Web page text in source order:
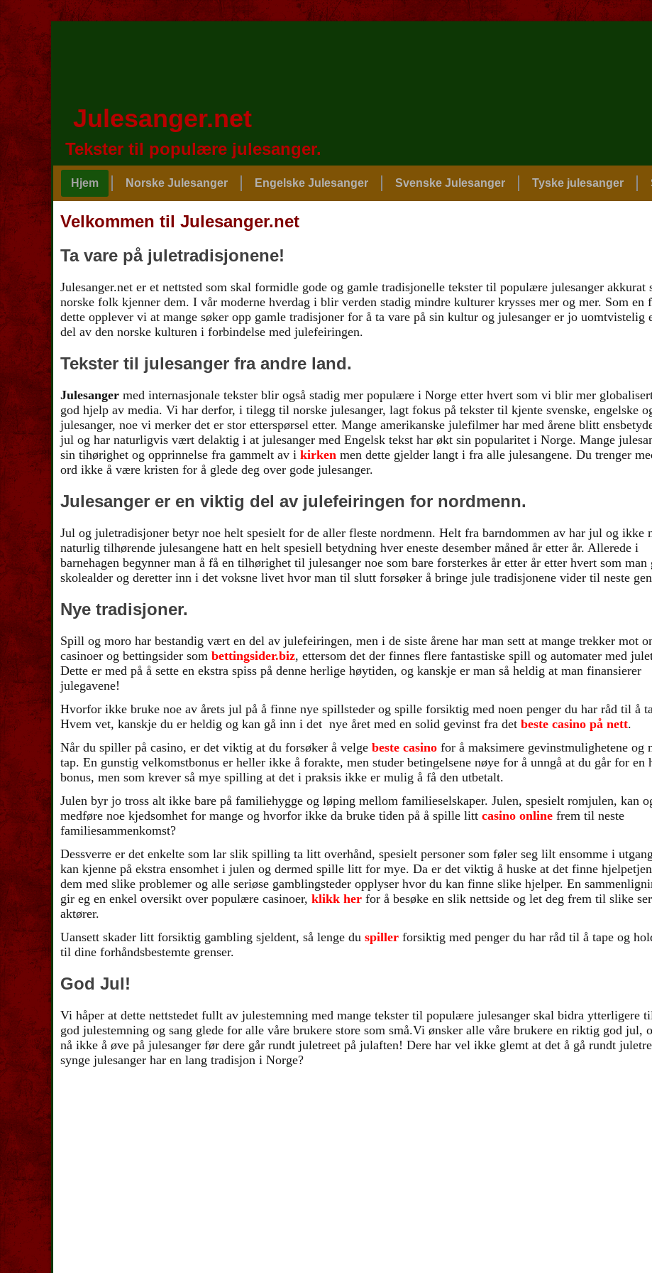
Tekster til populære julesanger.
Julesanger.net
Hjem Norske Julesanger Engelske Julesanger Svenske Julesanger Tyske julesanger
Velkommen til Julesanger.net
Ta vare på juletradisjonene!
Julesanger.net er et nettsted som skal formidle gode og gamle tradisjonelle tekster til populære julesanger akkurat
norske folk kjenner dem. I vår moderne hverdag i blir verden stadig mindre kulturer krysses mer og mer. Som en
dette opplever vi at mange søker opp gamle tradisjoner for å ta vare på sin kultur og julesanger er jo uomtvistelig
del av den norske kulturen i forbindelse med julefeiringen.
Tekster til julesanger fra andre land.
Julesanger med internasjonale tekster blir også stadig mer populære i Norge etter hvert som vi blir mer
god hjelp av media. Vi har derfor, i tilegg til norske julesanger, lagt fokus på tekster til kjente svenske, engelske
julesanger, noe vi merker det er stor etterspørsel etter. Mange amerikanske julefilmer har med årene blitt
jul og har naturligvis vært delaktig i at julesanger med Engelsk tekst har økt sin popularitet i Norge. Mange
sin tihørighet og opprinnelse fra gammelt av i kirken men dette gjelder langt i fra alle julesangene. Du trenger
ord ikke å være kristen for å glede deg over gode julesanger.
Julesanger er en viktig del av julefeiringen for nordmenn.
Jul og juletradisjoner betyr noe helt spesielt for de aller fleste nordmenn. Helt fra barndommen av har jul og ikke
naturlig tilhørende julesangene hatt en helt spesiell betydning hver eneste desember måned år etter år. Allerede i
barnehagen begynner man å få en tilhørighet til julesanger noe som bare forsterkes år etter år etter hvert som
skolealder og deretter inn i det voksne livet hvor man til slutt forsøker å bringe jule tradisjonene vider til neste
Nye tradisjoner.
Spill og moro har bestandig vært en del av julefeiringen, men i de siste årene har man sett at mange trekker mot
casinoer og bettingsider som bettingsider.biz, ettersom det der finnes flere fantastiske spill og automater med
Dette er med på å sette en ekstra spiss på denne herlige høytiden, og kanskje er man så heldig at man finansierer
julegavene!
Hvorfor ikke bruke noe av årets jul på å finne nye spillsteder og spille forsiktig med noen penger du har råd til å
Hvem vet, kanskje du er heldig og kan gå inn i det nye året med en solid gevinst fra det beste casino på nett.
Når du spiller på casino, er det viktig at du forsøker å velge beste casino for å maksimere gevinstmulighetene og
tap. En gunstig velkomstbonus er heller ikke å forakte, men studer betingelsene nøye for å unngå at du går for en
bonus, men som krever så mye spilling at det i praksis ikke er mulig å få den utbetalt.
Julen byr jo tross alt ikke bare på familiehygge og løping mellom familieselskaper. Julen, spesielt romjulen, kan
medføre noe kjedsomhet for mange og hvorfor ikke da bruke tiden på å spille litt casino online frem til neste
familiesammenkomst?
Dessverre er det enkelte som lar slik spilling ta litt overhånd, spesielt personer som føler seg lilt ensomme i
kan kjenne på ekstra ensomhet i julen og dermed spille litt for mye. Da er det viktig å huske at det finne
dem med slike problemer og alle seriøse gamblingsteder opplyser hvor du kan finne slike hjelper. En
gir eg en enkel oversikt over populære casinoer, klikk her for å besøke en slik nettside og let deg frem til slike
aktører.
Uansett skader litt forsiktig gambling sjeldent, så lenge du spiller forsiktig med penger du har råd til å tape og
til dine forhåndsbestemte grenser.
God Jul!
Vi håper at dette nettstedet fullt av julestemning med mange tekster til populære julesanger skal bidra ytterligere
god julestemning og sang glede for alle våre brukere store som små.Vi ønsker alle våre brukere en riktig god jul,
nå ikke å øve på julesanger før dere går rundt juletreet på julaften! Dere har vel ikke glemt at det å gå rundt
synge julesanger har en lang tradisjon i Norge?